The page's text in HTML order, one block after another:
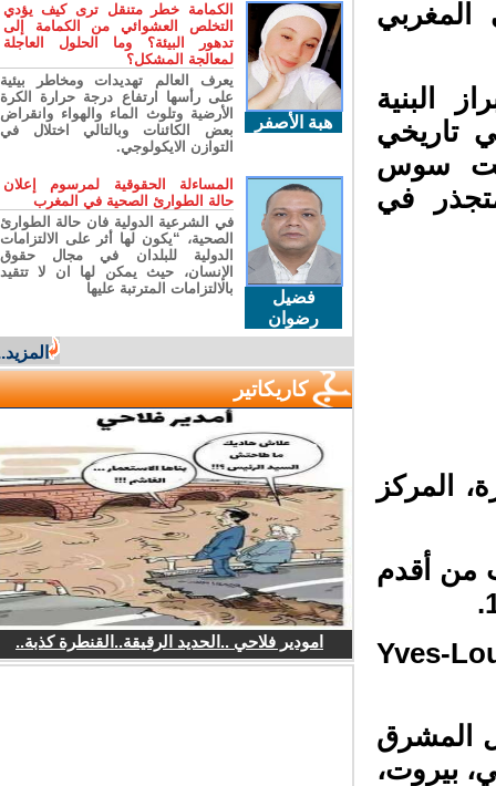
البنية
تاريخي
سوس
في
المركز
من أقدم
3.
المشرق
بيروت،
هبة الأصفر
الكمامة خطر متنقل ترى كيف يؤدي
التخلص العشوائي من الكمامة إلى
تدهور البيئة؟ وما الحلول العاجلة
لمعالجة المشكل؟
يعرف العالم تهديدات ومخاطر بيئية
على رأسها ارتفاع درجة حرارة الكرة
الأرضية وتلوث الماء والهواء وانقراض
بعض الكائنات وبالتالي اختلال في
التوازن الايكولوجي.
فضيل
رضوان
المساءلة الحقوقية لمرسوم إعلان
حالة الطوارئ الصحية في المغرب
في الشرعية الدولية فان حالة الطوارئ
الصحية، “يكون لها أثر على الالتزامات
الدولية للبلدان في مجال حقوق
الإنسان، حيث يمكن لها ان لا تتقيد
بالالتزامات المترتبة عليها
المزيد...
كاريكاتير
امودير فلاحي ..الحديد الرقيقة..القنطرة كذبة..